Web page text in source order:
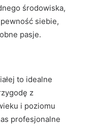
środowiska,
siebie,
pasje.
to idealne
z
i poziomu
profesjonalne